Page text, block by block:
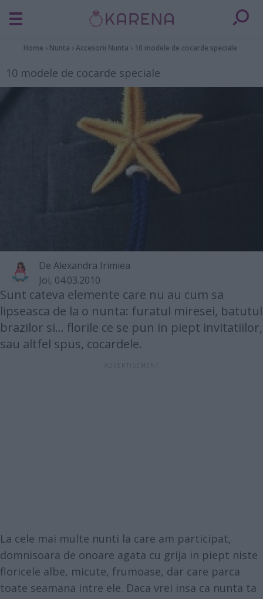
Home › Nunta ›Accesorii Nunta › 10 modele de cocarde speciale
10 modele de cocarde speciale
De Alexandra Irimiea
Joi, 04.03.2010
Sunt cateva elemente care nu au cum sa
lipseasca de la o nunta: furatul miresei, batutul
brazilor si... florile ce se pun in piept invitatiilor,
sau altfel spus, cocardele.
La cele mai multe nunti la care am participat,
domnisoara de onoare agata cu grija in piept niste
floricele albe, micute, frumoase, dar care parca
toate seamana intre ele. Daca vrei insa ca nunta ta